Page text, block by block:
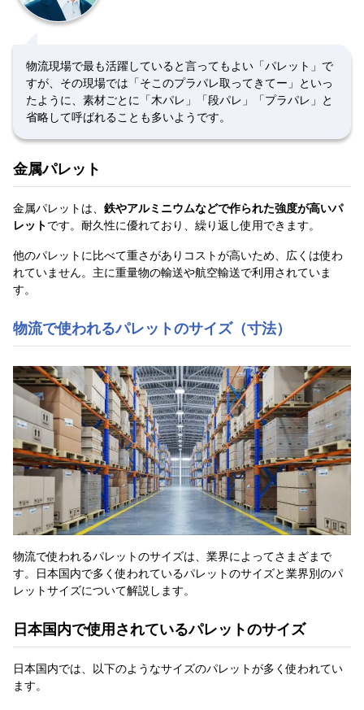
物流現場で最も活躍していると言ってもよい「パレット」で
すが、その現場では「そこのプラパレ取ってきてー」といっ
たように、素材ごとに「木パレ」「段パレ」「プラパレ」と
省略して呼ばれることも多いようです。
金属パレット
金属パレットは、 鉄やアルミニウムなどで作られた強度が高いパ
レットです。耐久性に優れており、繰り返し使用できます。
他のパレットに比べて重さがありコストが高いため、広くは使わ
れていません。主に重量物の輸送や航空輸送で利用されていま
す。
物流で使われるパレットのサイズ（寸法）
物流で使われるパレットのサイズは、業界によってさまざまで
す。日本国内で多く使われているパレットのサイズと業界別のパ
レットサイズについて解説します。
日本国内で使用されているパレットのサイズ
日本国内では、以下のようなサイズのパレットが多く使われてい
ます。